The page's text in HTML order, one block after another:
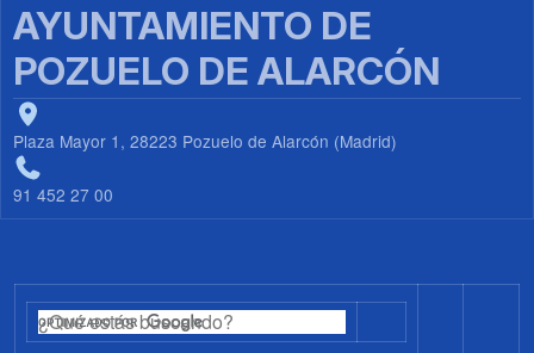
AYUNTAMIENTO DE
POZUELO DE ALARCÓN
Plaza Mayor 1, 28223 Pozuelo de Alarcón (Madrid)
91 452 27 00